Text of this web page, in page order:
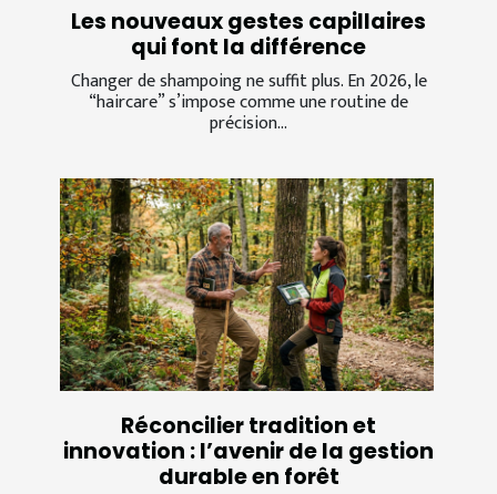
Les nouveaux gestes capillaires
qui font la différence
Changer de shampoing ne suffit plus. En 2026, le
“haircare” s’impose comme une routine de
précision...
Réconcilier tradition et
innovation : l’avenir de la gestion
durable en forêt